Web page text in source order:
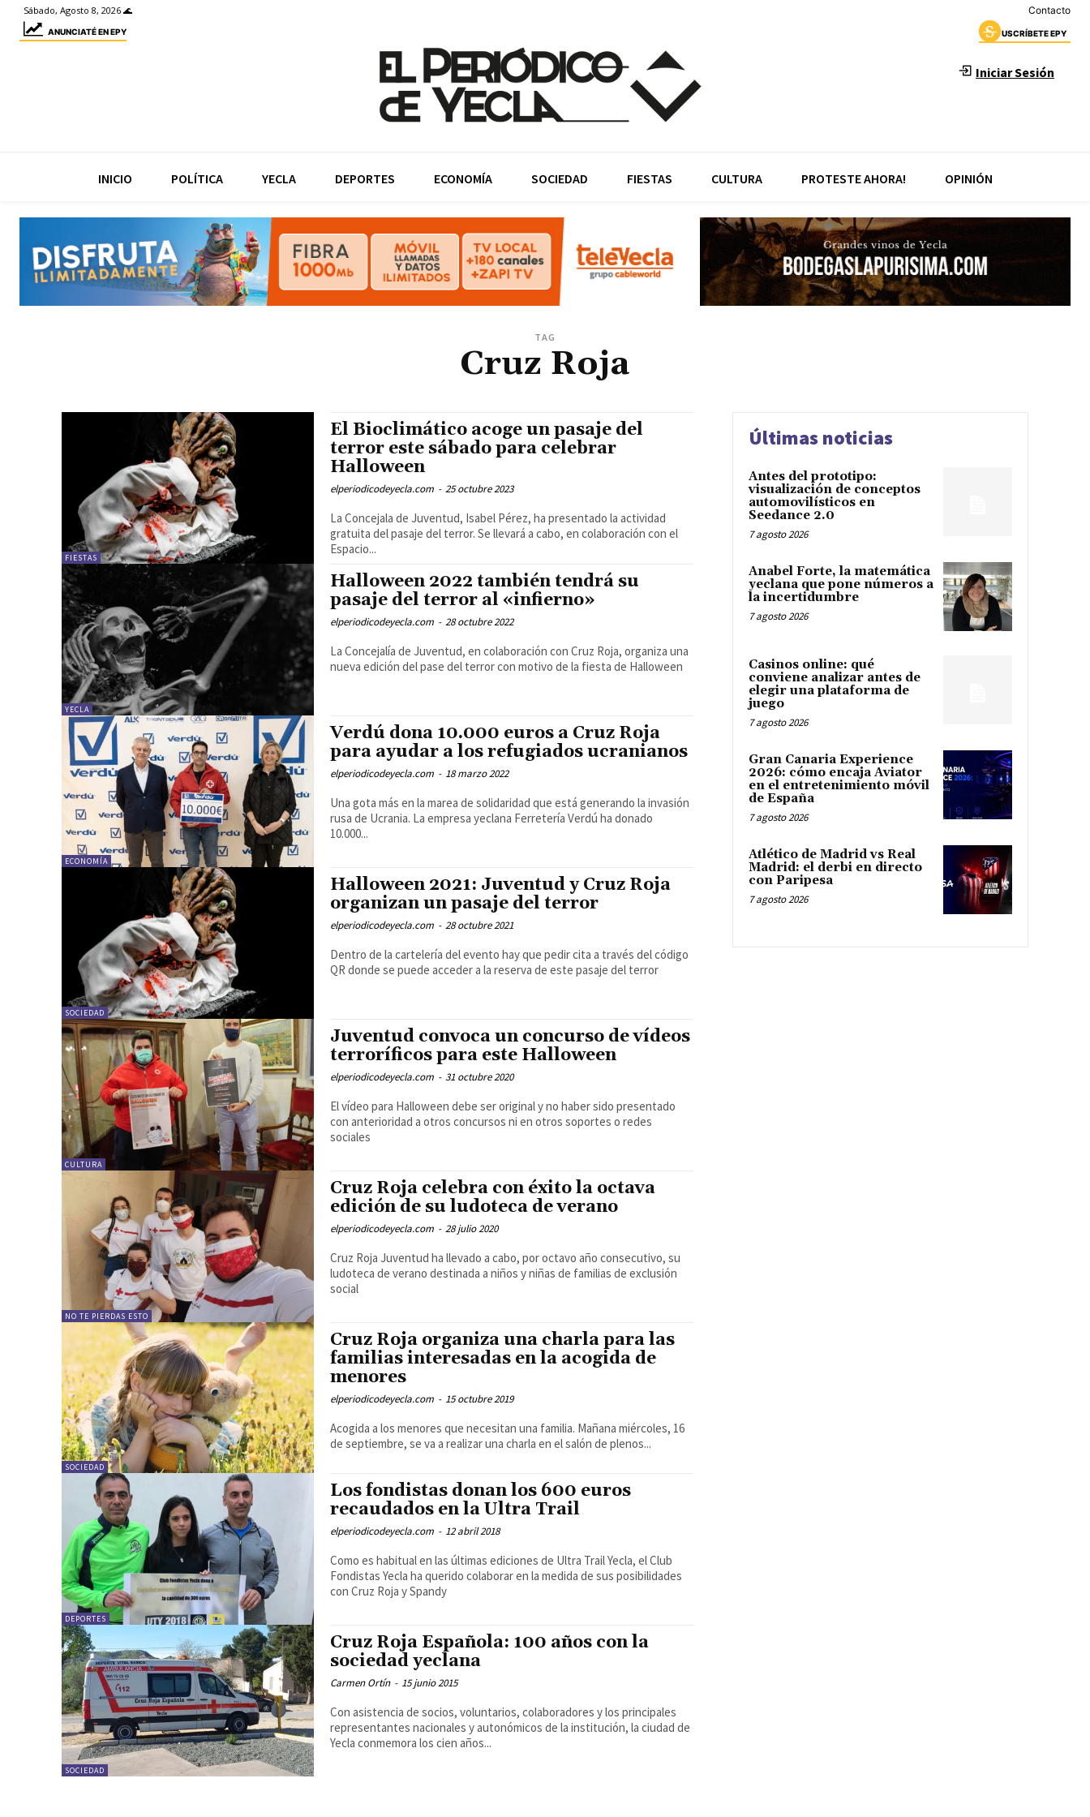
Sábado, Agosto 8, 2026 🌊 Contacto
ANUNCIATÉ EN EPY USCRÍBETE EPY
Iniciar Sesión
INICIO POLÍTICA YECLA DEPORTES ECONOMÍA SOCIEDAD FIESTAS CULTURA PROTESTE AHORA! OPINIÓN
TAG
Cruz Roja
FIESTAS
El Bioclimático acoge un pasaje del
terror este sábado para celebrar
Halloween
elperiodicodeyecla.com - 25 octubre 2023
La Concejala de Juventud, Isabel Pérez, ha presentado la actividad
gratuita del pasaje del terror. Se llevará a cabo, en colaboración con el
Espacio...
YECLA
Halloween 2022 también tendrá su
pasaje del terror al «infierno»
elperiodicodeyecla.com - 28 octubre 2022
La Concejalía de Juventud, en colaboración con Cruz Roja, organiza una
nueva edición del pase del terror con motivo de la fiesta de Halloween
ECONOMÍA
Verdú dona 10.000 euros a Cruz Roja
para ayudar a los refugiados ucranianos
elperiodicodeyecla.com - 18 marzo 2022
Una gota más en la marea de solidaridad que está generando la invasión
rusa de Ucrania. La empresa yeclana Ferretería Verdú ha donado
10.000...
SOCIEDAD
Halloween 2021: Juventud y Cruz Roja
organizan un pasaje del terror
elperiodicodeyecla.com - 28 octubre 2021
Dentro de la cartelería del evento hay que pedir cita a través del código
QR donde se puede acceder a la reserva de este pasaje del terror
CULTURA
Juventud convoca un concurso de vídeos
terroríficos para este Halloween
elperiodicodeyecla.com - 31 octubre 2020
El vídeo para Halloween debe ser original y no haber sido presentado
con anterioridad a otros concursos ni en otros soportes o redes
sociales
NO TE PIERDAS ESTO
Cruz Roja celebra con éxito la octava
edición de su ludoteca de verano
elperiodicodeyecla.com - 28 julio 2020
Cruz Roja Juventud ha llevado a cabo, por octavo año consecutivo, su
ludoteca de verano destinada a niños y niñas de familias de exclusión
social
SOCIEDAD
Cruz Roja organiza una charla para las
familias interesadas en la acogida de
menores
elperiodicodeyecla.com - 15 octubre 2019
Acogida a los menores que necesitan una familia. Mañana miércoles, 16
de septiembre, se va a realizar una charla en el salón de plenos...
DEPORTES
Los fondistas donan los 600 euros
recaudados en la Ultra Trail
elperiodicodeyecla.com - 12 abril 2018
Como es habitual en las últimas ediciones de Ultra Trail Yecla, el Club
Fondistas Yecla ha querido colaborar en la medida de sus posibilidades
con Cruz Roja y Spandy
SOCIEDAD
Cruz Roja Española: 100 años con la
sociedad yeclana
Carmen Ortín - 15 junio 2015
Con asistencia de socios, voluntarios, colaboradores y los principales
representantes nacionales y autonómicos de la institución, la ciudad de
Yecla conmemora los cien años...
Últimas noticias
Antes del prototipo:
visualización de conceptos
automovilísticos en
Seedance 2.0
7 agosto 2026
Anabel Forte, la matemática
yeclana que pone números a
la incertidumbre
7 agosto 2026
Casinos online: qué
conviene analizar antes de
elegir una plataforma de
juego
7 agosto 2026
Gran Canaria Experience
2026: cómo encaja Aviator
en el entretenimiento móvil
de España
7 agosto 2026
Atlético de Madrid vs Real
Madrid: el derbi en directo
con Paripesa
7 agosto 2026